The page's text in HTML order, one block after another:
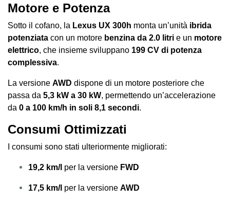
Motore e Potenza
Sotto il cofano, la Lexus UX 300h monta un’unità ibrida
potenziata con un motore benzina da 2.0 litri e un motore
elettrico, che insieme sviluppano 199 CV di potenza
complessiva.
La versione AWD dispone di un motore posteriore che
passa da 5,3 kW a 30 kW, permettendo un’accelerazione
da 0 a 100 km/h in soli 8,1 secondi.
Consumi Ottimizzati
I consumi sono stati ulteriormente migliorati:
19,2 km/l per la versione FWD
17,5 km/l per la versione AWD